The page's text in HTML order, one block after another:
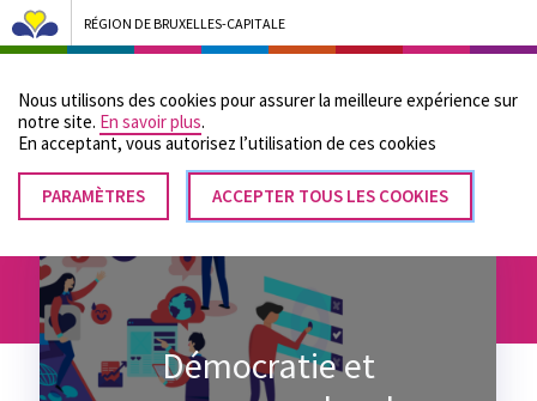
Nous utilisons des cookies pour assurer la meilleure expérience sur
notre site. En savoir plus.
En acceptant, vous autorisez lʼutilisation de ces cookies
PARAMÈTRES ACCEPTER TOUS LES COOKIES
RETIRER
LE
RÉGION DE BRUXELLES-CAPITALE
Bruxelles Pouvoirs Locaux - Aller à la page d'accueil
Menu
Fil
d'Ariane
Accueil Les pouvoirs locaux Démocratie et gouvernance locale
Démocratie et